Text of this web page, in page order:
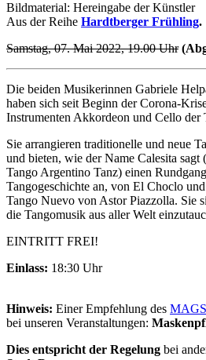
Bildmaterial: Hereingabe der Künstler
Aus der Reihe Hardtberger Frühling.
Samstag, 07. Mai 2022, 19.00 Uhr
Die beiden Musikerinnen Gabriele
haben sich seit Beginn der Corona-
Instrumenten Akkordeon und Cello der
Sie arrangieren traditionelle und neue
und bieten, wie der Name Calesita sagt
Tango Argentino Tanz) einen
Tangogeschichte an, von El Choclo
Tango Nuevo von Astor Piazzolla. Sie
die Tangomusik aus aller Welt
EINTRITT FREI!
Einlass: 18:30 Uhr
Hinweis: Einer Empfehlung des
bei unseren Veranstaltungen:
Dies entspricht der Regelung bei